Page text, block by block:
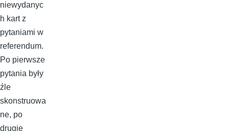
niewydanyc
h kart z
pytaniami w
referendum.
Po pierwsze
pytania były
źle
skonstruowa
ne, po
drugie